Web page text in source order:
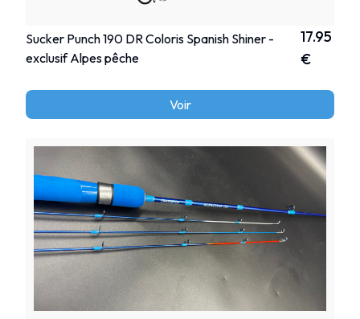
Sucker Punch 190 DR Coloris Spanish Shiner -
exclusif Alpes pêche
17.95
€
Voir